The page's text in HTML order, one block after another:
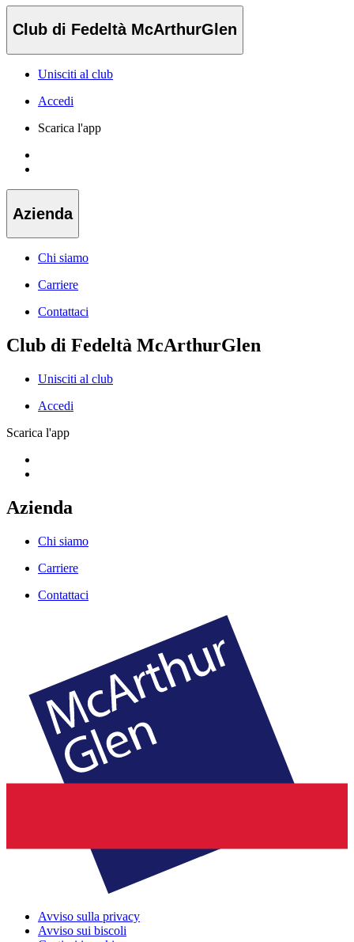
Club di Fedeltà McArthurGlen
Unisciti al club
Accedi
Scarica l'app
Azienda
Chi siamo
Carriere
Contattaci
Club di Fedeltà McArthurGlen
Unisciti al club
Accedi
Scarica l'app
Azienda
Chi siamo
Carriere
Contattaci
Avviso sulla privacy
Avviso sui biscoli